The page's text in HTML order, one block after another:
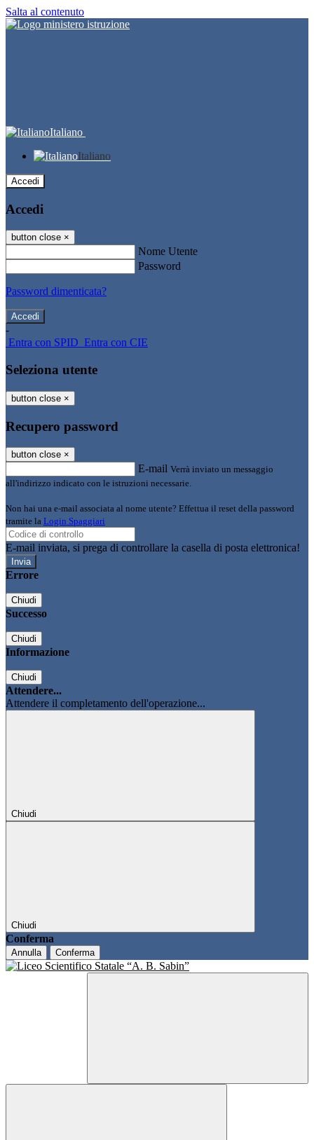
Salta al contenuto
Italiano
Italiano
Accedi
Accedi
button close ×
Nome Utente
Password
Password dimenticata?
-
Entra con SPID Entra con CIE
Seleziona utente
button close ×
Recupero password
button close ×
E-mail Verrà inviato un messaggio
all'indirizzo indicato con le istruzioni necessarie.
Non hai una e-mail associata al nome utente? Effettua il reset della password
tramite la Login Spaggiari
E-mail inviata, si prega di controllare la casella di posta elettronica!
Errore
Chiudi
Successo
Chiudi
Informazione
Chiudi
Attendere...
Attendere il completamento dell'operazione...
Chiudi
Chiudi
Conferma
Annulla Conferma